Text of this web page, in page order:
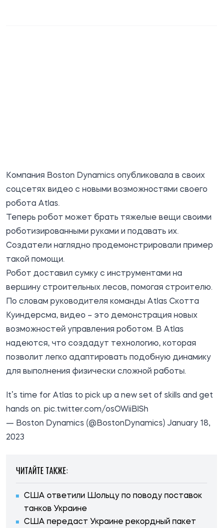
Компания Boston Dynamics опубликовала в своих
соцсетях видео с новыми возможностями своего
робота Atlas.
Теперь робот может брать тяжелые вещи своими
роботизированными руками и подавать их.
Создатели наглядно продемонстрировали пример
такой помощи.
Робот доставил сумку с инструментами на
вершину строительных лесов, помогая строителю.
По словам руководителя команды Atlas Скотта
Куиндерсма, видео – это демонстрация новых
возможностей управления роботом. В Atlas
надеются, что создадут технологию, которая
позволит легко адаптировать подобную динамику
для выполнения физически сложной работы.
It’s time for Atlas to pick up a new set of skills and get
hands on. pic.twitter.com/osOWiiBlSh
— Boston Dynamics (@BostonDynamics) January 18,
2023
ЧИТАЙТЕ ТАКЖЕ:
США ответили Шольцу по поводу поставок
танков Украине
США передаст Украине рекордный пакет